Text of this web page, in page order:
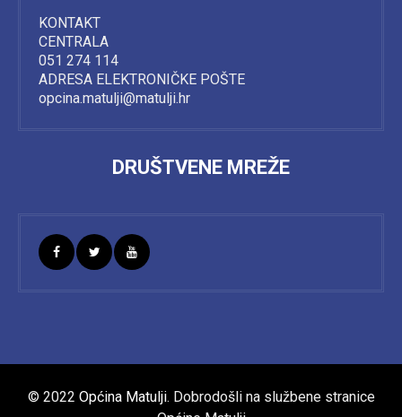
KONTAKT
CENTRALA
051 274 114
ADRESA ELEKTRONIČKE POŠTE
opcina.matulji@matulji.hr
DRUŠTVENE MREŽE
© 2022 Općina Matulji. Dobrodošli na službene stranice